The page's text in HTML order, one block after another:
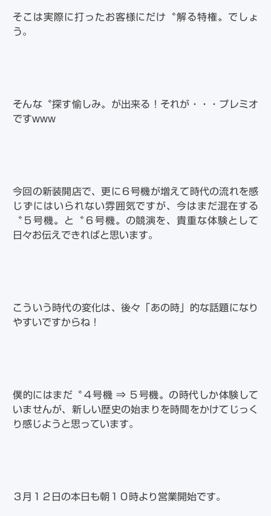
そこは実際に打ったお客様にだけ〝解る特権〟でしょ
う。
そんな〝探す愉しみ〟が出来る！それが・・・プレミオ
ですwww
今回の新装開店で、更に６号機が増えて時代の流れを感
じずにはいられない雰囲気ですが、今はまだ混在する
〝５号機〟と〝６号機〟の競演を、貴重な体験として
日々お伝えできればと思います。
こういう時代の変化は、後々「あの時」的な話題になり
やすいですからね！
僕的にはまだ〝４号機 ⇒ ５号機〟の時代しか体験して
いませんが、新しい歴史の始まりを時間をかけてじっく
り感じようと思っています。
３月１２日の本日も朝１０時より営業開始です。